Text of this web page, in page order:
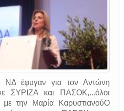
ΝΔ έφυγαν για τον Αντώνη
ΣΥΡΙΖΑ και ΠΑΣΟΚ,...όλοι
με την Μαρία ΚαρυστιανούΟ